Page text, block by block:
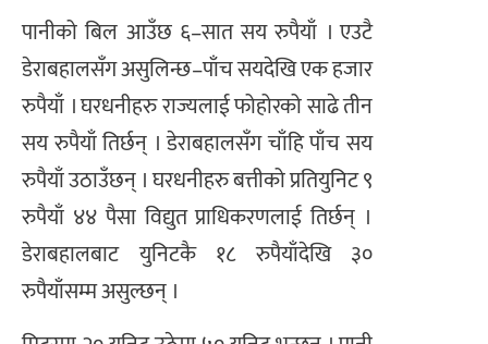
पानीको बिल आउँछ ६–सात सय रुपैयाँ । एउटै
डेराबहालसँग असुलिन्छ–पाँच सयदेखि एक हजार
रुपैयाँ । घरधनीहरु राज्यलाई फोहोरको साढे तीन
सय रुपैयाँ तिर्छन् । डेराबहालसँग चाँहि पाँच सय
रुपैयाँ उठाउँछन् । घरधनीहरु बत्तीको प्रतियुनिट ९
रुपैयाँ ४४ पैसा विद्युत प्राधिकरणलाई तिर्छन् ।
डेराबहालबाट युनिटकै १८ रुपैयाँदेखि ३०
रुपैयाँसम्म असुल्छन् ।